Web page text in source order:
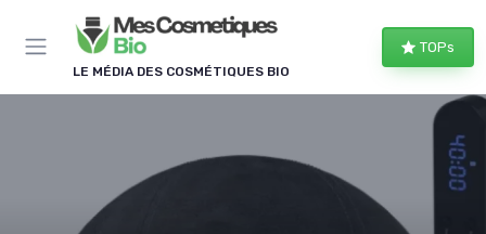
LE MÉDIA DES COSMÉTIQUES BIO
TOPs
Panneau de gestion des cookies